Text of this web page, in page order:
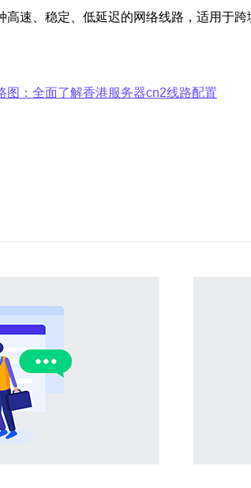
高速、稳定、低延迟的网络线路，适用于
图：全面了解香港服务器cn2线路配置